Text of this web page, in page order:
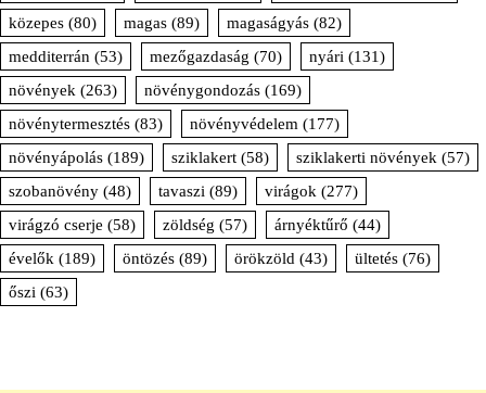
közepes (80) magas (89) magaságyás (82)
medditerrán (53) mezőgazdaság (70) nyári (131)
növények (263) növénygondozás (169)
növénytermesztés (83) növényvédelem (177)
növényápolás (189) sziklakert (58) sziklakerti növények (57)
szobanövény (48) tavaszi (89) virágok (277)
virágzó cserje (58) zöldség (57) árnyéktűrő (44)
évelők (189) öntözés (89) örökzöld (43) ültetés (76)
őszi (63)